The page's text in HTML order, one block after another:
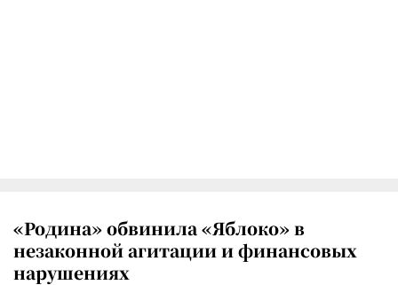
«Родина» обвинила «Яблоко» в
незаконной агитации и финансовых
нарушениях